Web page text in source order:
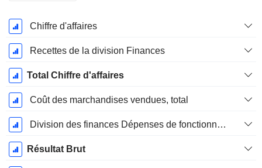
Période
Fiscale:
Décembre
Chiffre d'affaires
Recettes de la division Finances
Total Chiffre d'affaires
Coût des marchandises vendues, total
Division des finances Dépenses de fonctionnement
Résultat Brut